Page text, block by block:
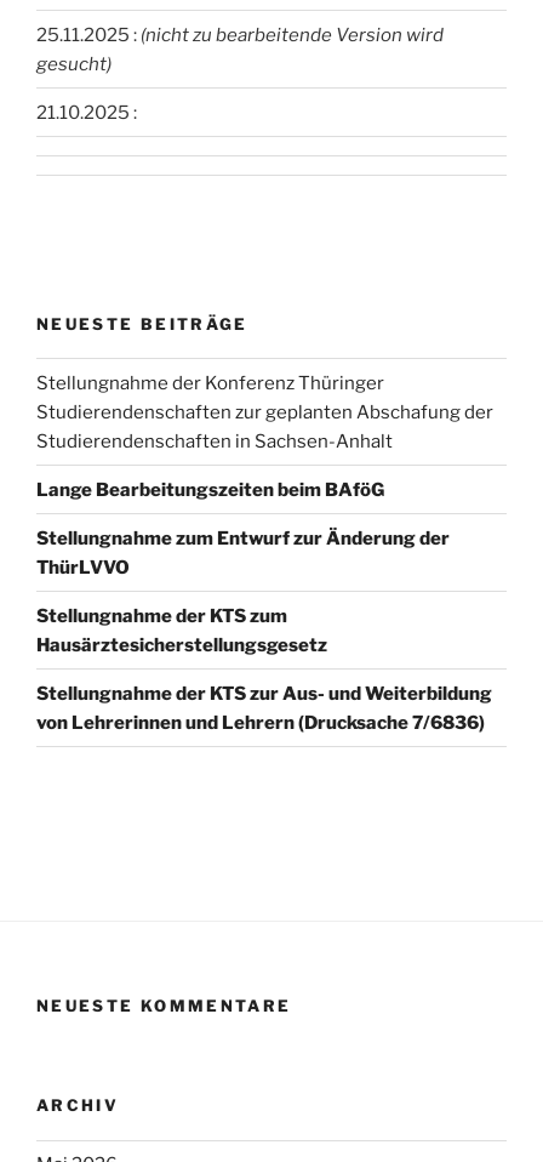
25.11.2025 : (nicht zu bearbeitende Version wird
gesucht)
21.10.2025 :
NEUESTE BEITRÄGE
Stellungnahme der Konferenz Thüringer
Studierendenschaften zur geplanten Abschafung der
Studierendenschaften in Sachsen-Anhalt
Lange Bearbeitungszeiten beim BAföG
Stellungnahme zum Entwurf zur Änderung der
ThürLVVO
Stellungnahme der KTS zum
Hausärztesicherstellungsgesetz
Stellungnahme der KTS zur Aus- und Weiterbildung
von Lehrerinnen und Lehrern (Drucksache 7/6836)
NEUESTE KOMMENTARE
ARCHIV